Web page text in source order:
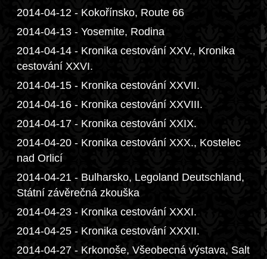
2014-04-12 - Kokořínsko, Route 66
2014-04-13 - Yosemite, Rodina
2014-04-14 - Kronika cestování XXV., Kronika
cestování XXVI.
2014-04-15 - Kronika cestování XXVII.
2014-04-16 - Kronika cestování XXVIII.
2014-04-17 - Kronika cestování XXIX.
2014-04-20 - Kronika cestování XXX., Kostelec
nad Orlicí
2014-04-21 - Bulharsko, Legoland Deutschland,
Státní závěrečná zkouška
2014-04-23 - Kronika cestování XXXI.
2014-04-25 - Kronika cestování XXXII.
2014-04-27 - Krkonoše, Všeobecná výstava, Salt